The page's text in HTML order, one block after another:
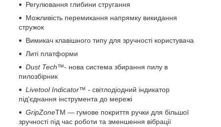
Регулювання глибини стругання
Можливість перемикання напрямку викидання
стружок
Вимикач клавішного типу для зручності користувача
Литі платформи
Dust Tech™- нова система збирання пилу в
пилозбірник
Livetool Indicator™ - світлодіодний індикатор
під'єднання інструмента до мережі
GripZoneTM — гумове покриття ручки для більшої
зручності під час роботи та зменшення вібрації